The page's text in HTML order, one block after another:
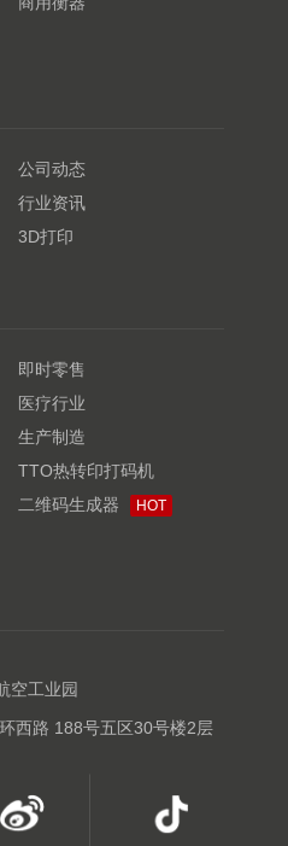
公司动态
行业资讯
3D打印
即时零售
医疗行业
生产制造
TTO热转印打码机
二维码生成器 HOT
空工业园
西路 188号五区30号楼2层